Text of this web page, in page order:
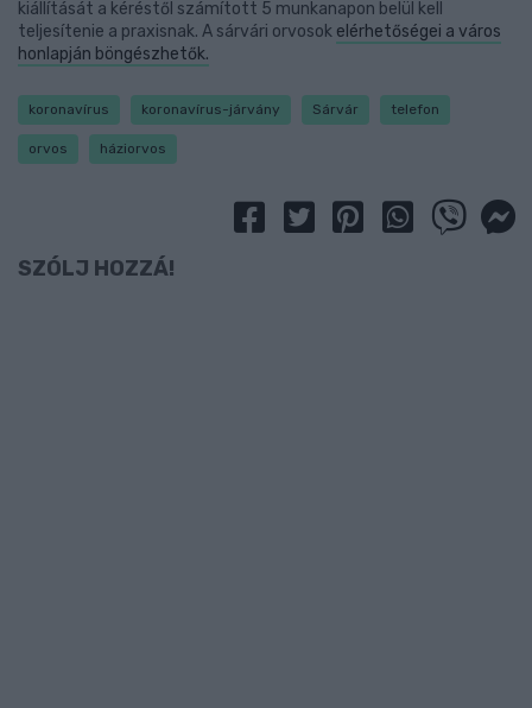
kiállítását a kéréstől számított 5 munkanapon belül kell
teljesítenie a praxisnak. A sárvári orvosok elérhetőségei a város
honlapján böngészhetők.
koronavírus koronavírus-járvány Sárvár telefon
orvos háziorvos
SZÓLJ HOZZÁ!